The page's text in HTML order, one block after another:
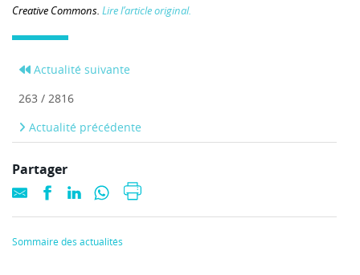
Creative Commons. Lire l’article original.
Actualité suivante
263 / 2816
Actualité précédente
Partager
Sommaire des actualités